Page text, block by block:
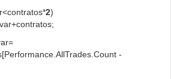
2)
-